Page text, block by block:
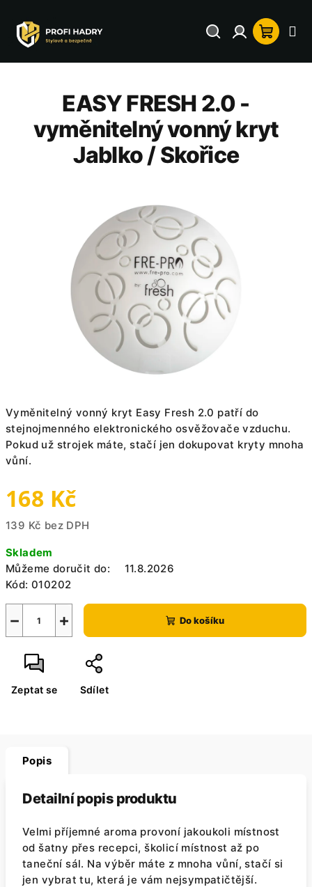
obsah
HledatPřihlášení
Vyměnitelný vonný kryt Easy Fresh 2.0 patří do
stejnojmenného elektronického osvěžovače vzduchu.
Pokud už strojek máte, stačí jen dokupovat kryty mnoha
vůní.
168 Kč
139 Kč bez DPH
cena:
Skladem
Můžeme doručit do:
11.8.2026
Kód: 010202
+
− Do košíku
Zeptat se Sdílet
EASY FRESH 2.0 -
vyměnitelný vonný kryt
Jablko / Skořice
Popis
Detailní popis produktu
Velmi příjemné aroma provoní jakoukoli místnost
od šatny přes recepci, školicí místnost až po
taneční sál. Na výběr máte z mnoha vůní, stačí si
jen vybrat tu, která je vám nejsympatičtější.